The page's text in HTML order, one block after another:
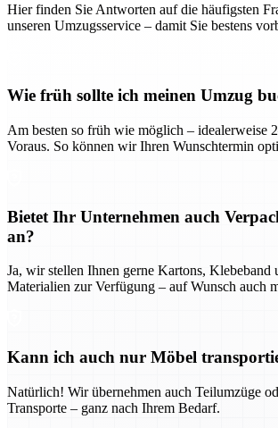
Hier finden Sie Antworten auf die häufigsten
unseren Umzugsservice – damit Sie bestens
Wie früh sollte ich meinen Umzug
Am besten so früh wie möglich – idealerweise
Voraus. So können wir Ihren Wunschtermin
Bietet Ihr Unternehmen auch
an?
Ja, wir stellen Ihnen gerne Kartons, Klebeband
Materialien zur Verfügung – auf Wunsch auch
Kann ich auch nur Möbel
Natürlich! Wir übernehmen auch Teilumzüge
Transporte – ganz nach Ihrem Bedarf.